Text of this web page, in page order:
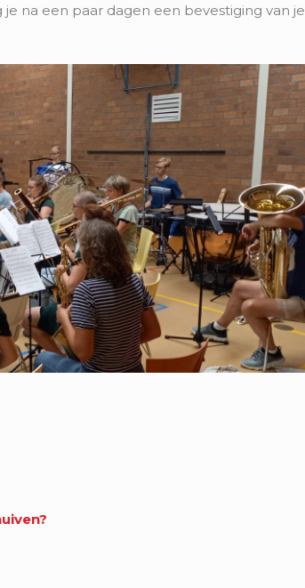
na een paar dagen een bevestiging van je